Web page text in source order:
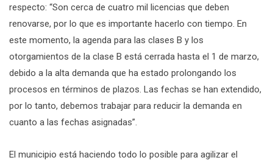
respecto: “Son cerca de cuatro mil licencias que deben
renovarse, por lo que es importante hacerlo con tiempo. En
este momento, la agenda para las clases B y los
otorgamientos de la clase B está cerrada hasta el 1 de marzo,
debido a la alta demanda que ha estado prolongando los
procesos en términos de plazos. Las fechas se han extendido,
por lo tanto, debemos trabajar para reducir la demanda en
cuanto a las fechas asignadas”.
El municipio está haciendo todo lo posible para agilizar el